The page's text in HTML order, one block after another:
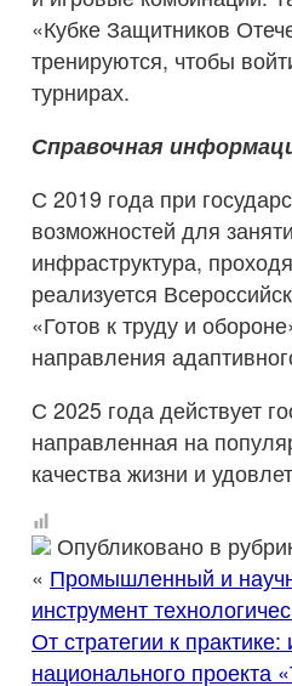
«Кубке Защитников
тренируются, чтобы
турнирах.
Справочная
С 2019 года при
возможностей для
инфраструктура,
реализуется
«Готов к труду и
направления
С 2025 года действует
направленная на
качества жизни и
Опубликовано в
« Промышленный и
инструмент
От стратегии к
национального проекта